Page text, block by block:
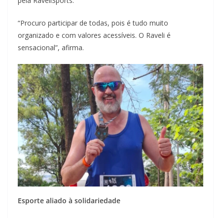
“Procuro participar de todas, pois é tudo muito
organizado e com valores acessíveis. O Raveli é
sensacional”, afirma.
Esporte aliado à solidariedade